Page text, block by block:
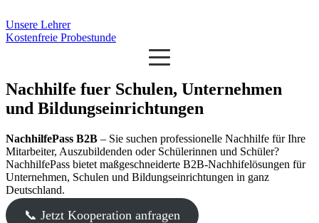
Unsere Lehrer
Kostenfreie Probestunde
Nachhilfe fuer Schulen, Unternehmen
und Bildungseinrichtungen
NachhilfePass B2B – Sie suchen professionelle Nachhilfe für Ihre
Mitarbeiter, Auszubildenden oder Schülerinnen und Schüler?
NachhilfePass bietet maßgeschneiderte B2B-Nachhifelösungen für
Unternehmen, Schulen und Bildungseinrichtungen in ganz
Deutschland.
📞 Jetzt Kooperation anfragen